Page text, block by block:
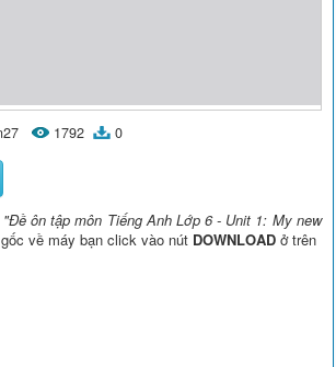
1792 0
"Đề ôn tập môn Tiếng Anh Lớp 6 - Unit 1: My new
về máy bạn click vào nút DOWNLOAD ở trên